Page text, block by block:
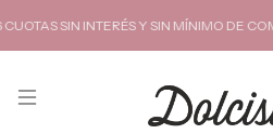
SIN INTERÉS Y SIN MÍNIMO DE